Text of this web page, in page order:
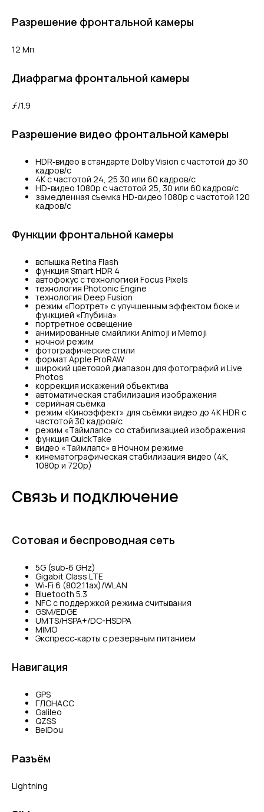
Разрешение фронтальной камеры
12 Мп
Диафрагма фронтальной камеры
ƒ/1.9
Разрешение видео фронтальной камеры
HDR‑видео в стандарте Dolby Vision с частотой до 30
кадров/с
4K с частотой 24, 25 30 или 60 кадров/с
HD-видео 1080p с частотой 25, 30 или 60 кадров/с
замедленная съемка HD-видео 1080p с частотой 120
кадров/с
Функции фронтальной камеры
вспышка Retina Flash
функция Smart HDR 4
автофокус с технологией Focus Pixels
технология Photonic Engine
технология Deep Fusion
режим «Портрет» с улучшенным эффектом боке и
функцией «Глубина»
портретное освещение
анимированные смайлики Animoji и Memoji
ночной режим
фотографические стили
формат Apple ProRAW
широкий цветовой диапазон для фотографий и Live
Photos
коррекция искажений объектива
автоматическая стабилизация изображения
серийная съëмка
режим «Киноэффект» для съёмки видео до 4K HDR с
частотой 30 кадров/с
режим «Таймлапс» со стабилизацией изображения
функция QuickTake
видео «Таймлапс» в Ночном режиме
кинематографическая стабилизация видео (4K,
1080p и 720p)
Связь и подключение
Сотовая и беспроводная сеть
5G (sub‑6 GHz)
Gigabit Class LTE
Wi‑Fi 6 (802.11ax)/WLAN
Bluetooth 5.3
NFC с поддержкой режима считывания
GSM/EDGE
UMTS/​HSPA+/​DC-HSDPA
MIMO
Экспресс‑карты с резервным питанием
Навигация
GPS
ГЛОНАСС
Galileo
QZSS
BeiDou
Разъём
Lightning